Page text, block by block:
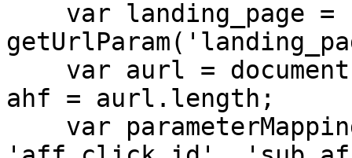
ahf = aurl.length;